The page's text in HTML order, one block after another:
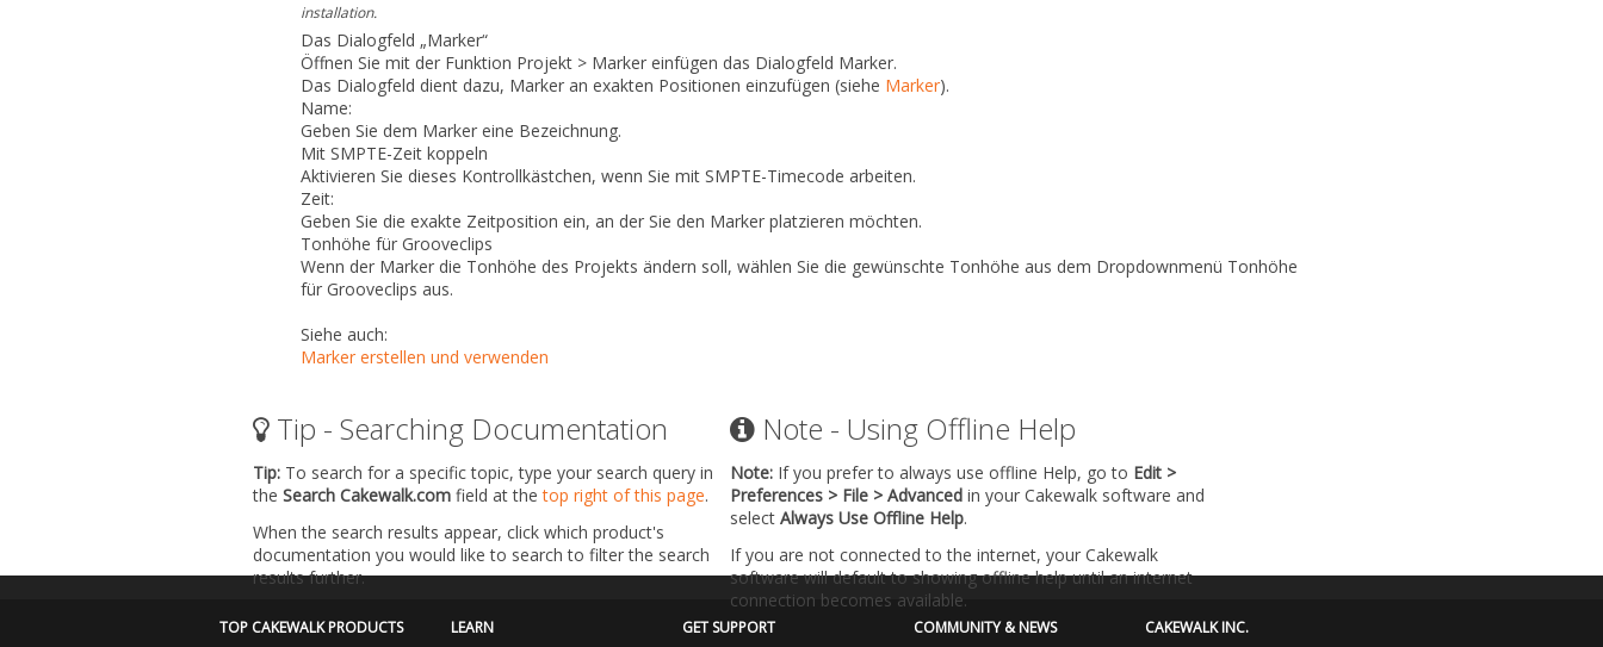
installation.
Das Dialogfeld „Marker“
Öffnen Sie mit der Funktion Projekt > Marker einfügen das Dialogfeld Marker.
Das Dialogfeld dient dazu, Marker an exakten Positionen einzufügen (siehe Marker).
Name:
Geben Sie dem Marker eine Bezeichnung.
Mit SMPTE-Zeit koppeln
Aktivieren Sie dieses Kontrollkästchen, wenn Sie mit SMPTE-Timecode arbeiten.
Zeit:
Geben Sie die exakte Zeitposition ein, an der Sie den Marker platzieren möchten.
Tonhöhe für Grooveclips
Wenn der Marker die Tonhöhe des Projekts ändern soll, wählen Sie die gewünschte Tonhöhe aus dem Dropdownmenü Tonhöhe
für Grooveclips aus.
Siehe auch:
Marker erstellen und verwenden
Tip - Searching Documentation
Tip: To search for a specific topic, type your search query in
the Search Cakewalk.com field at thetop right of this page.
When the search results appear, click which product's
documentation you would like to search to filter the search
results further.
Note - Using Offline Help
Note: If you prefer to always use offline Help, go to Edit >
Preferences > File > Advanced in your Cakewalk software and
select Always Use Offline Help.
If you are not connected to the internet, your Cakewalk
software will default to showing offline help until an internet
connection becomes available.
TOP CAKEWALK PRODUCTS
LEARN
GET SUPPORT
COMMUNITY & NEWS
CAKEWALK INC.